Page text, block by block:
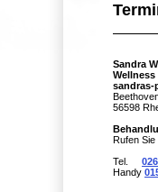
Sandra
Wellness
sandras-
56598
Rufen Sie
Tel.
Handy